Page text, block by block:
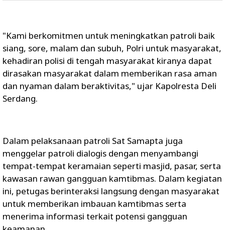
"Kami berkomitmen untuk meningkatkan patroli baik
siang, sore, malam dan subuh, Polri untuk masyarakat,
kehadiran polisi di tengah masyarakat kiranya dapat
dirasakan masyarakat dalam memberikan rasa aman
dan nyaman dalam beraktivitas," ujar Kapolresta Deli
Serdang.
Dalam pelaksanaan patroli Sat Samapta juga
menggelar patroli dialogis dengan menyambangi
tempat-tempat keramaian seperti masjid, pasar, serta
kawasan rawan gangguan kamtibmas. Dalam kegiatan
ini, petugas berinteraksi langsung dengan masyarakat
untuk memberikan imbauan kamtibmas serta
menerima informasi terkait potensi gangguan